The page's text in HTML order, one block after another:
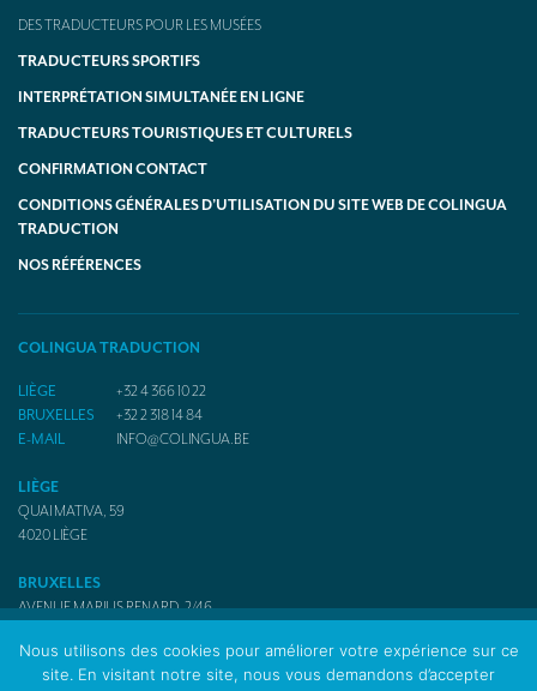
DES TRADUCTEURS POUR LES MUSÉES
TRADUCTEURS SPORTIFS
INTERPRÉTATION SIMULTANÉE EN LIGNE
TRADUCTEURS TOURISTIQUES ET CULTURELS
CONFIRMATION CONTACT
CONDITIONS GÉNÉRALES D’UTILISATION DU SITE WEB DE COLINGUA
TRADUCTION
NOS RÉFÉRENCES
COLINGUA TRADUCTION
LIÈGE
+32 4 366 10 22
BRUXELLES
+32 2 318 14 84
E-MAIL
INFO@COLINGUA.BE
LIÈGE
QUAI MATIVA, 59
4020LIÈGE
BRUXELLES
AVENUE MARIUS RENARD, 2/46
Nous utilisons des cookies pour améliorer votre expérience sur ce
site. En visitant notre site, nous vous demandons d’accepter